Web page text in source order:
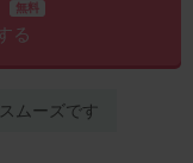
無料
る
ムーズです